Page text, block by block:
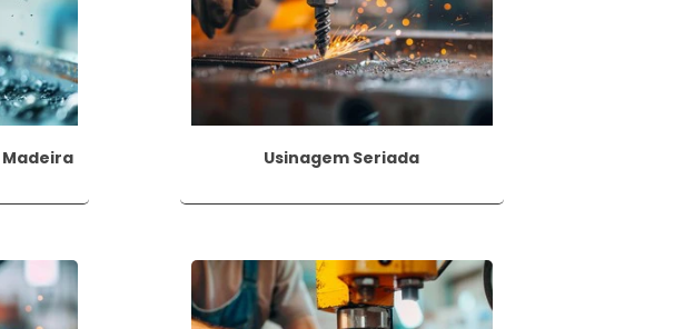
produtividade e garantir um resultado final satisfatório em
Madeira Usinagem Seriada